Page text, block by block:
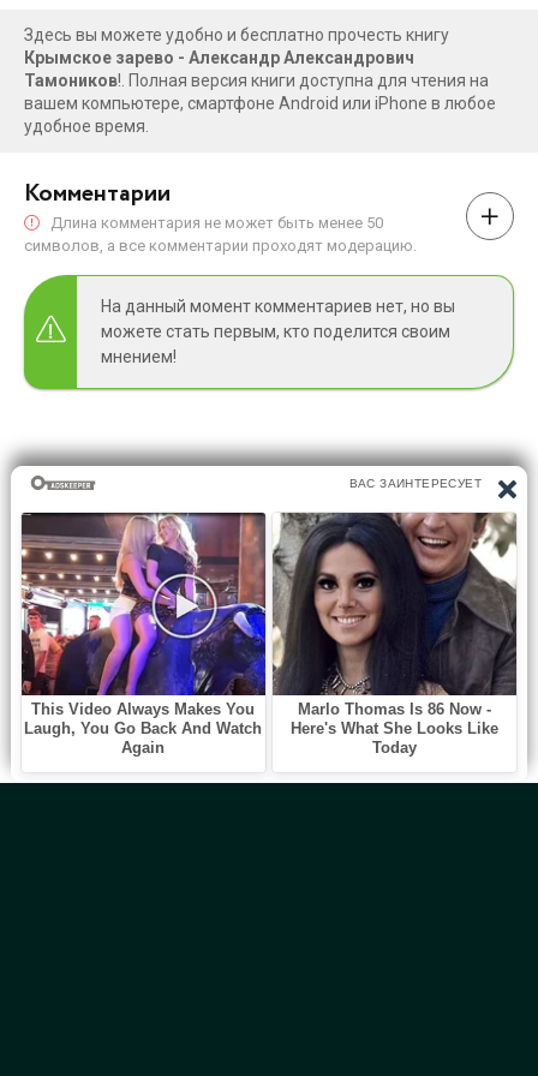
Здесь вы можете удобно и бесплатно прочесть книгу
Крымское зарево - Александр Александрович
Тамоников!. Полная версия книги доступна для чтения на
вашем компьютере, смартфоне Android или iPhone в любое
удобное время.
Комментарии
Длина комментария не может быть менее 50
символов, а все комментарии проходят модерацию.
На данный момент комментариев нет, но вы
можете стать первым, кто поделится своим
мнением!